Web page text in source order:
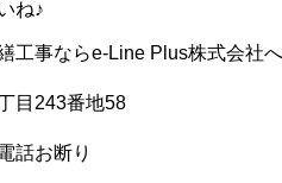
ね♪
工事ならe-Line Plus株式会社へ
目243番地58
話お断り